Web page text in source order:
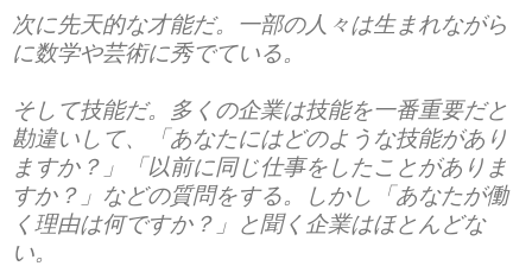
次に先天的な才能だ。一部の人々は生まれながら
に数学や芸術に秀でている。
そして技能だ。多くの企業は技能を一番重要だと
勘違いして、「あなたにはどのような技能があり
ますか？」「以前に同じ仕事をしたことがありま
すか？」などの質問をする。しかし「あなたが働
く理由は何ですか？」と聞く企業はほとんどな
い。